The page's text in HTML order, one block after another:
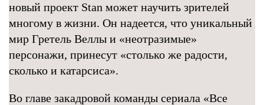
новый проект Stan может научить зрителей
многому в жизни. Он надеется, что уникальный
мир Гретель Веллы и «неотразимые»
персонажи, принесут «столько же радости,
сколько и катарсиса».
Во главе закадровой команды сериала «Все